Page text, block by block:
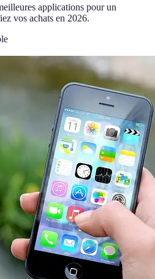
applications pour un
vos achats en 2026.